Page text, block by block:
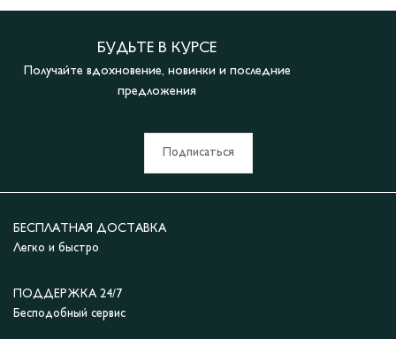
БУДЬТЕ В КУРСЕ
Получайте вдохновение, новинки и последние
предложения
Подписаться
БЕСПЛАТНАЯ ДОСТАВКА
Легко и быстро
ПОДДЕРЖКА 24/7
Бесподобный сервис